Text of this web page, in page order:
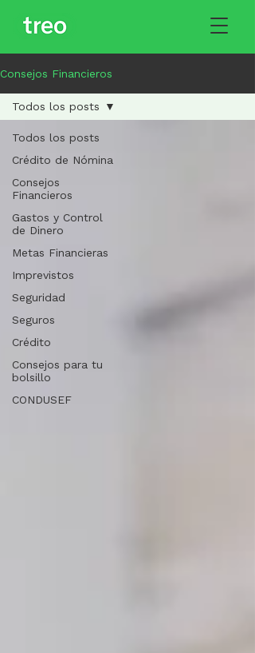
Consejos Financieros
Todos los posts
Crédito de Nómina
Consejos
Financieros
Gastos y Control
de Dinero
Metas Financieras
Imprevistos
Seguridad
Seguros
Crédito
Consejos para tu
bolsillo
CONDUSEF
Todos los posts